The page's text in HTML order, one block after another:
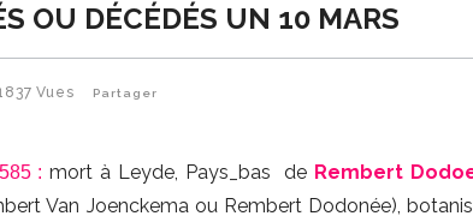
OU DÉCÉDÉS UN 10 MARS
Vues Partager
: mort à Leyde, Pays_bas de Rembert
Van Joenckema ou Rembert Dodonée),